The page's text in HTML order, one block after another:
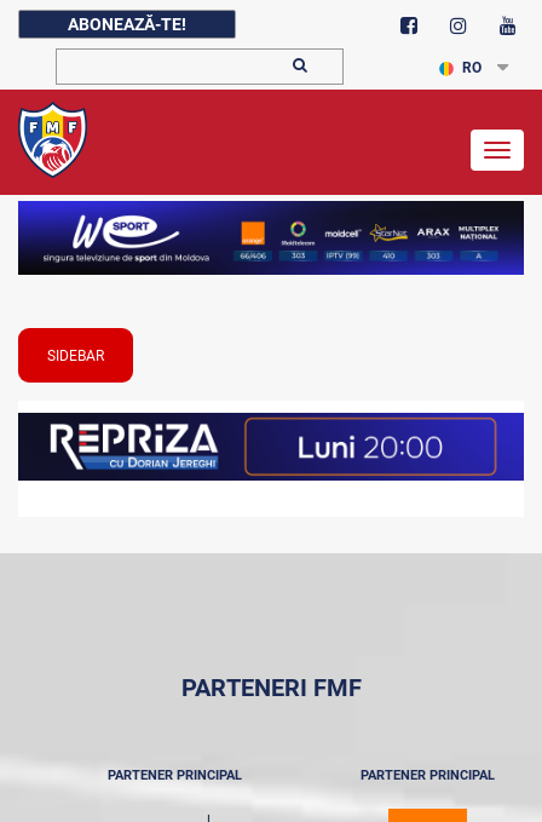
ABONEAZĂ-TE!
RO
SIDEBAR
PARTENERI FMF
PARTENER PRINCIPAL PARTENER PRINCIPAL